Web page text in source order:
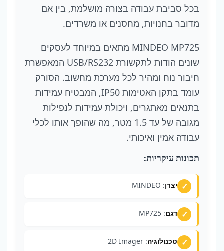
בכל סביבת עבודה בצורה מושלמת, בין אם
מדובר בחנויות, מחסנים או משרדים.
MINDEO MP725 מתאים במיוחד לעסקים
שונים הודות לתקשורת USB/RS232 המאפשרת
חיבור נוח ומהיר לכל מערכת מחשוב. הסורק
עומד בתקן האטימות IP50, המבטיח עמידות
בתנאים מאתגרים, ויכולת עמידות לנפילות
מגובה של עד 1.5 מטר, מה שהופך אותו לכלי
עבודה אמין ואיכותי.
תכונות עיקריות:
יצרן: MINDEO
דגם: MP725
טכנולוגיה: 2D Imager